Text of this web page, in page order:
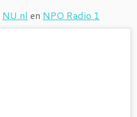
NU.nl en NPO Radio 1